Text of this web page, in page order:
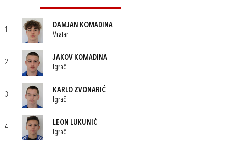
1
DAMJAN KOMADINA
Vratar
2
JAKOV KOMADINA
Igrač
3
KARLO ZVONARIĆ
Igrač
4
LEON LUKUNIĆ
Igrač